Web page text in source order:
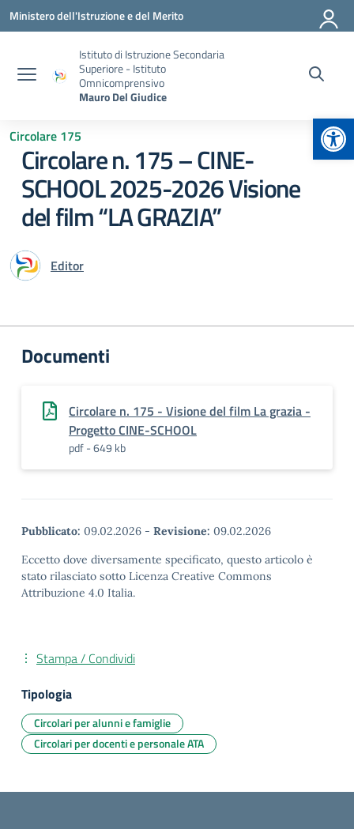
Vai ai contenuti
Vai al menu di navigazione
Vai al footer
Ministero dell'Istruzione e del Merito
Istituto di Istruzione Secondaria
Superiore - Istituto
Omnicomprensivo
Mauro Del Giudice
Circolare 175
Circolare n. 175 – CINE-
SCHOOL 2025-2026 Visione
del film “LA GRAZIA”
Editor
Documenti
Circolare n. 175 - Visione del film La grazia -
Progetto CINE-SCHOOL
pdf - 649 kb
Pubblicato: 09.02.2026 - Revisione: 09.02.2026
Eccetto dove diversamente specificato, questo articolo è
stato rilasciato sotto Licenza Creative Commons
Attribuzione 4.0 Italia.
Stampa / Condividi
Tipologia
Circolari per alunni e famiglie
Circolari per docenti e personale ATA